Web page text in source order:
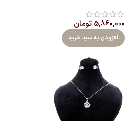
5,860,000 تومان
افزودن به سبد خرید